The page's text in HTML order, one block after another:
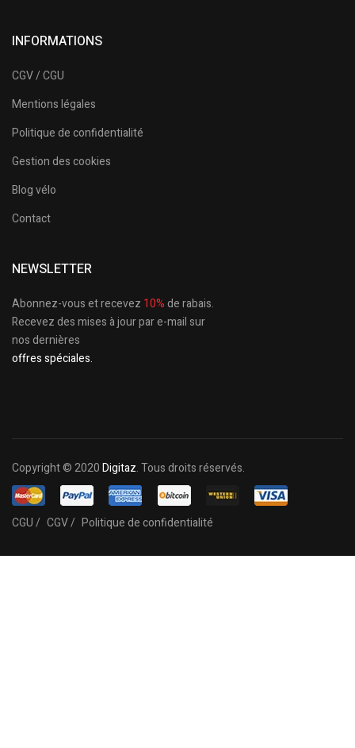
INFORMATIONS
CGV / CGU
Mentions légales
Politique de confidentialité
Gestion des cookies
Blog vélo
Contact
NEWSLETTER
Abonnez-vous et recevez 10%de rabais.
Recevez des mises à jour par e-mail sur
nos dernières
offres spéciales.
Copyright © 2020Digitaz. Tous droits réservés.
CGU / CGV / Politique de confidentialité